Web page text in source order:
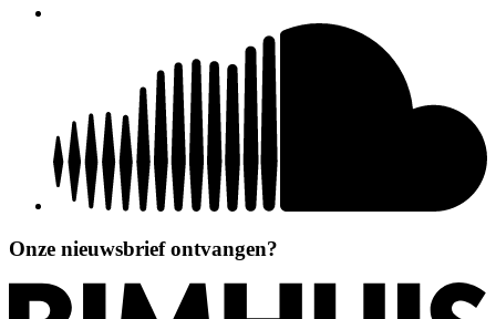
Onze nieuwsbrief ontvangen?